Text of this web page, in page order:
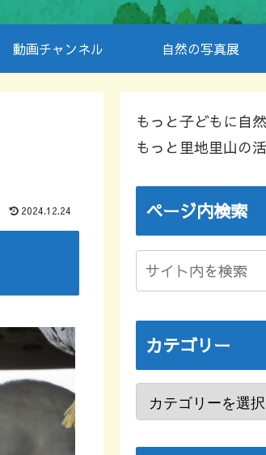
動画チャンネル 自然の写真展
2024.12.24
もっと子どもに自然
もっと里地里山の
ページ内検索
カテゴリー